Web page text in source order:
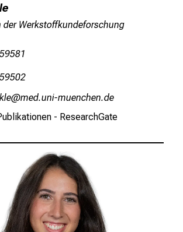
Werkstoffkundeforschung
vimDsful_vfiuynziu mi
- ResearchGate